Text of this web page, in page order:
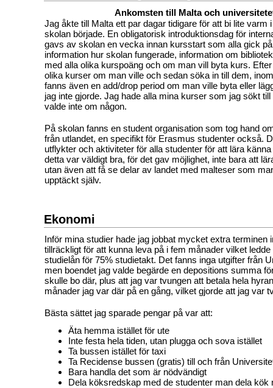
Ankomsten till Malta och
Jag åkte till Malta ett par dagar tidigare för att bi lite varm
skolan började. En obligatorisk introduktionsdag för
gavs av skolan en vecka innan kursstart som alla gick
information hur skolan fungerade, information om
med alla olika kurspoäng och om man vill byta kurs.
olika kurser om man ville och sedan söka in till dem,
fanns även en add/drop period om man ville byta eller
jag inte gjorde. Jag hade alla mina kurser som jag sökt
valde inte om någon.
På skolan fanns en student organisation som tog hand
från utlandet, en specifikt för Erasmus studenter också.
utflykter och aktiviteter för alla studenter för att lära
detta var väldigt bra, för det gav möjlighet, inte bara att
utan även att få se delar av landet med malteser som
upptäckt själv.
Ekonomi
Inför mina studier hade jag jobbat mycket extra terminen
tillräckligt för att kunna leva på i fem månader vilket ledde
studielån för 75% studietakt. Det fanns inga utgifter från
men boendet jag valde begärde en depositions summa
skulle bo där, plus att jag var tvungen att betala hela
månader jag var där på en gång, vilket gjorde att jag var
Bästa sättet jag sparade pengar på var att:
Äta hemma istället för ute
Inte festa hela tiden, utan plugga och sova istället
Ta bussen istället för taxi
Ta Recidense bussen (gratis) till och från
Bara handla det som är nödvändigt
Dela köksredskap med de studenter man dela kök